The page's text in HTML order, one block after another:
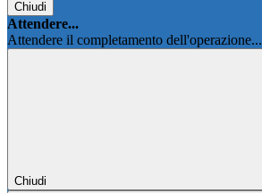
Chiudi
Attendere...
Attendere il completamento dell'operazione...
Chiudi